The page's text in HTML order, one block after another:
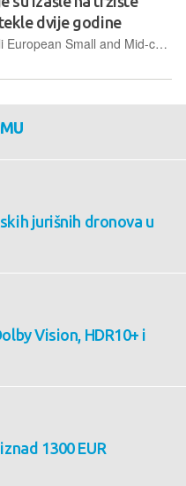
dvije godine
Na desetoj dodjeli European Small and Mid-cap Awards 2022 span je proglašen finalistom u kategoriji rising star. O dobitnicama je odlučivao neovisni žiri proučivši poslovne rezultate kompanija nakon izlaska na burzu
jurišnih dronova u
Vision, HDR10+ i
1300 EUR